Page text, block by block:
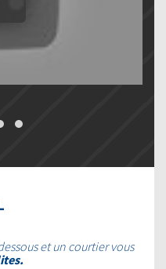
et un courtier vous